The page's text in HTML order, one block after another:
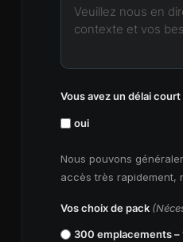
Vous avez un délai
oui
Nous pouvons
accès très rapidement,
Vos choix de pack
300 emplacements –